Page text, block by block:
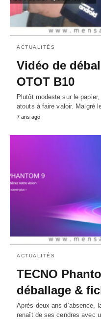
ACTUALITÉS
Vidéo de
OTOT B10
Plutôt modeste sur le
atouts à faire valoir. Malgré
7 ans ago
ACTUALITÉS
TECNO
déballage &
Après deux ans d’absence,
renaît de ses cendres avec